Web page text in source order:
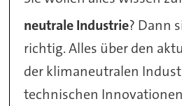
neutrale Industrie? Dann
richtig. Alles über den
der klimaneutralen
technischen